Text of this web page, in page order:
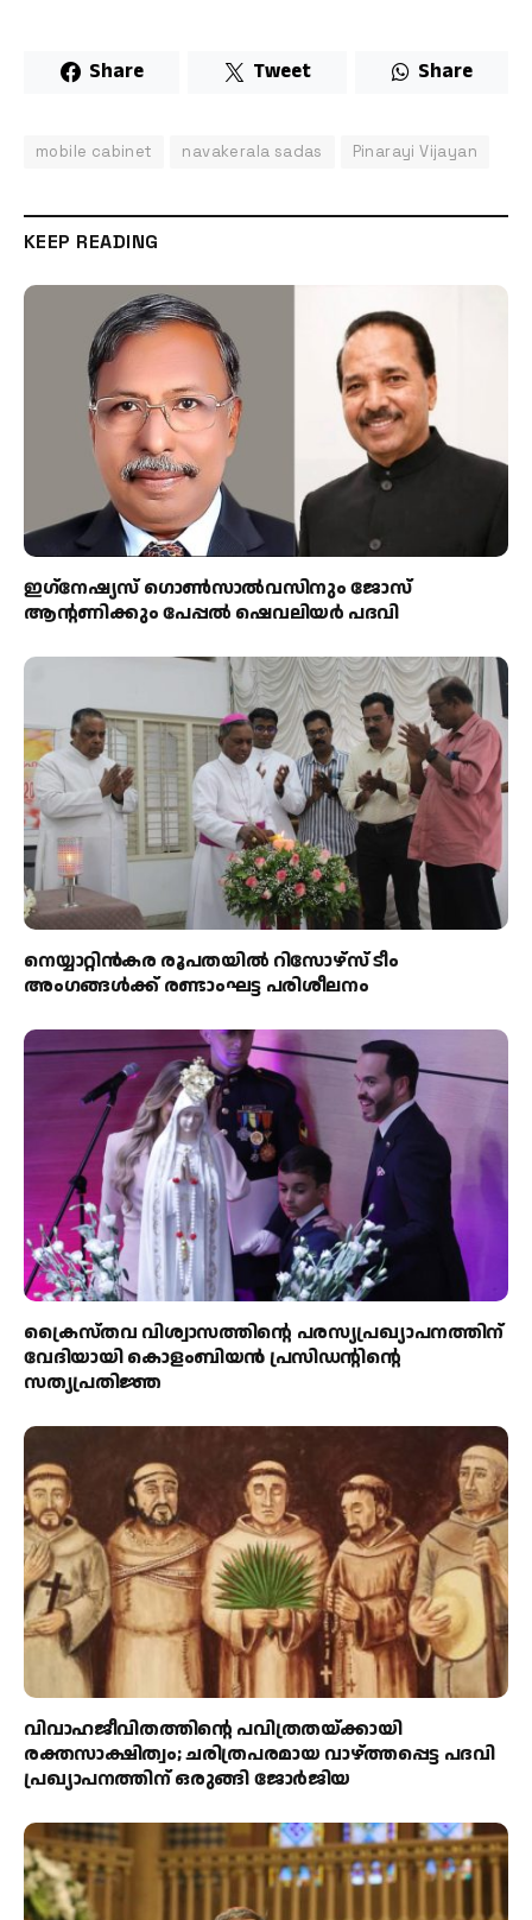
Share Tweet Share
mobile cabinet navakerala sadas Pinarayi Vijayan
KEEP READING
ഇഗ്‌നേഷ്യസ് ഗൊൺസാൽവസിനും ജോസ്
ആന്റണിക്കും പേപ്പൽ ഷെവലിയർ പദവി
നെയ്യാറ്റിൻകര രൂപതയിൽ റിസോഴ്സ് ടീം
അംഗങ്ങൾക്ക് രണ്ടാംഘട്ട പരിശീലനം
ക്രൈസ്തവ വിശ്വാസത്തിന്റെ പരസ്യപ്രഖ്യാപനത്തിന്
വേദിയായി കൊളംബിയൻ പ്രസിഡന്റിന്റെ
സത്യപ്രതിജ്ഞ
വിവാഹജീവിതത്തിന്റെ പവിത്രതയ്ക്കായി
രക്തസാക്ഷിത്വം; ചരിത്രപരമായ വാഴ്ത്തപ്പെട്ട പദവി
പ്രഖ്യാപനത്തിന് ഒരുങ്ങി ജോര്‍ജിയ